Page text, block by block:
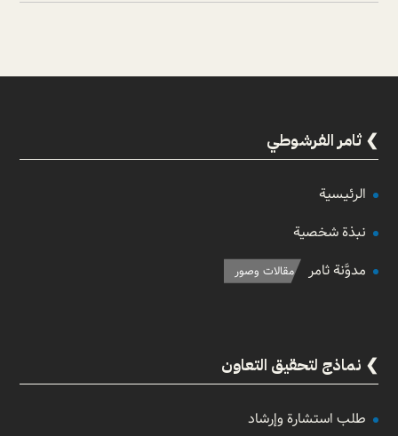
ثامر الفرشوطي
الرئيسية
نبذة شخصية
مدوَّنة ثامر
مقالات وصور
نماذج لتحقيق التعاون
طلب استشارة وإرشاد